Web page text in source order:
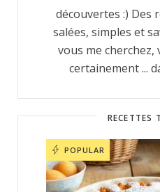
découvertes :) Des
salées, simples et
vous me
certainement ...
RECETTES
POPULAR